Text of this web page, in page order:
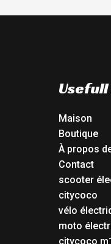
Maison
Boutique
À propos
Contact
scooter
citycoco
vélo
moto
citycoco